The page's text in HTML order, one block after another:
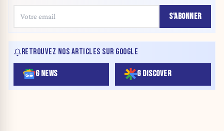
S'ABONNER
RETROUVEZ NOS ARTICLES SUR GOOGLE
G NEWS G DISCOVER